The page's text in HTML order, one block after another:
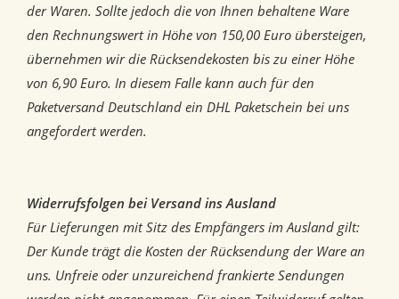
der Waren. Sollte jedoch die von Ihnen behaltene Ware
den Rechnungswert in Höhe von 150,00 Euro übersteigen,
übernehmen wir die Rücksendekosten bis zu einer Höhe
von 6,90 Euro. In diesem Falle kann auch für den
Paketversand Deutschland ein DHL Paketschein bei uns
angefordert werden.
Widerrufsfolgen bei Versand ins Ausland
Für Lieferungen mit Sitz des Empfängers im Ausland gilt:
Der Kunde trägt die Kosten der Rücksendung der Ware an
uns. Unfreie oder unzureichend frankierte Sendungen